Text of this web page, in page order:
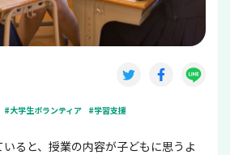
#大学生ボランティア #学習支援
ると、授業の内容が子どもに思うよ